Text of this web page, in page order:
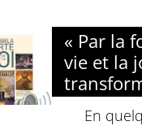
« Par la
vie et la
En